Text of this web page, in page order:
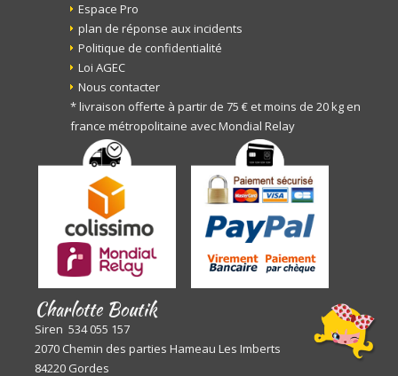
Espace Pro
plan de réponse aux incidents
Politique de confidentialité
Loi AGEC
Nous contacter
* livraison offerte à partir de 75 € et moins de 20 kg en
france métropolitaine avec Mondial Relay
Charlotte Boutik
Siren 534 055 157
2070 Chemin des parties Hameau Les Imberts
84220 Gordes